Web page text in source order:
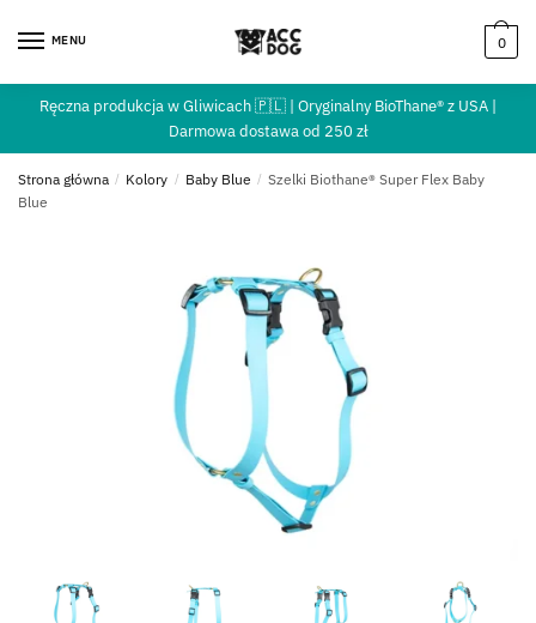
MENU 0
Ręczna produkcja w Gliwicach 🇵🇱 | Oryginalny BioThane® z USA |
Darmowa dostawa od 250 zł
Strona główna / Kolory / Baby Blue / Szelki Biothane® Super Flex Baby
Blue